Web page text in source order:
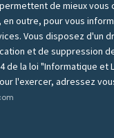
de mieux vous
outre, pour vous
Vous disposez d'un
et de suppression
de la loi "Informatique et
l'exercer, adressez